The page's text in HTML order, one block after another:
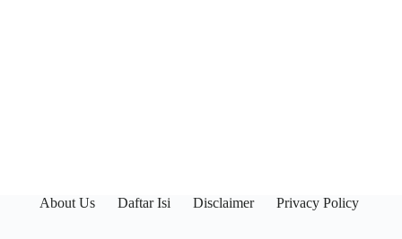
About Us Daftar Isi Disclaimer Privacy Policy